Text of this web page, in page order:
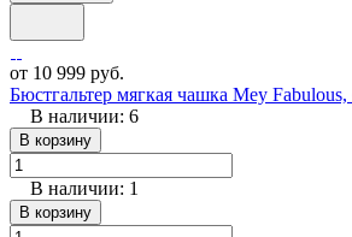
от 10 999 руб.
Бюстгальтер мягкая чашка Mey
В наличии: 6
В корзину
В наличии: 1
В корзину